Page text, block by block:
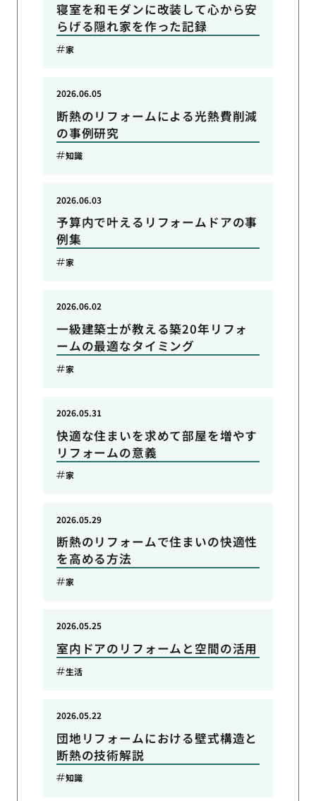
寝室を和モダンに改装して心から安
らげる隠れ家を作った記録
家
断熱のリフォームによる光熱費削減
の事例研究
2026.06.05
知識
予算内で叶えるリフォームドアの事
例集
2026.06.03
家
一級建築士が教える築20年リフォ
ームの最適なタイミング
2026.06.02
家
快適な住まいを求めて部屋を増やす
リフォームの意義
2026.05.31
家
断熱のリフォームで住まいの快適性
を高める方法
2026.05.29
家
室内ドアのリフォームと空間の活用
2026.05.25
生活
団地リフォームにおける壁式構造と
断熱の技術解説
2026.05.22
知識